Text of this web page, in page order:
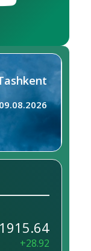
+28.92